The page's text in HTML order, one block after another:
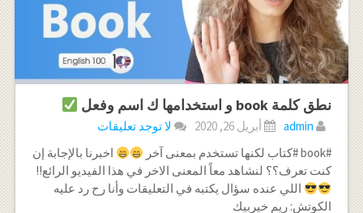
نطق كلمة book و استخدامها ك اسم وفعل
admin أبريل 26, 2020
لا توجد تعليقات
#book #كتاب لكنها تستخدم بمعنى آخر
اخبرنا بالإجابة إن
كنت تعرف؟؟ لنشاهد معاً المعنى الاخر في هذا الفيديو الرائع!!
اللي عنده سؤال يكتبه في التعليقات وأنا رح رد عليه
الكوتش: ريم خيربيك